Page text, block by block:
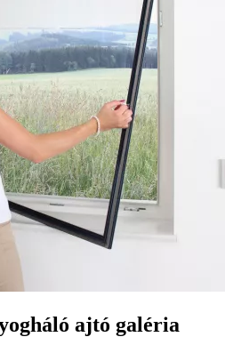
ajtó galéria